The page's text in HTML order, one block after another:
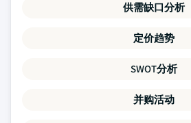
供需缺口分析
定价趋势
SWOT分析
并购活动